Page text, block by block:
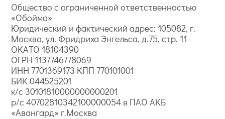
Общество с ограниченной ответственностью
«Обойма»
Юридический и фактический адрес: 105082, г.
Москва, ул. Фридриха Энгельса, д.75, стр. 11
ОКАТО 18104390
ОГРН 1137746778069
ИНН 7701369173 КПП 770101001
БИК 044525201
к/с 30101810000000000201
р/с 40702810342100000054 в ПАО АКБ
«Авангард» г.Москва